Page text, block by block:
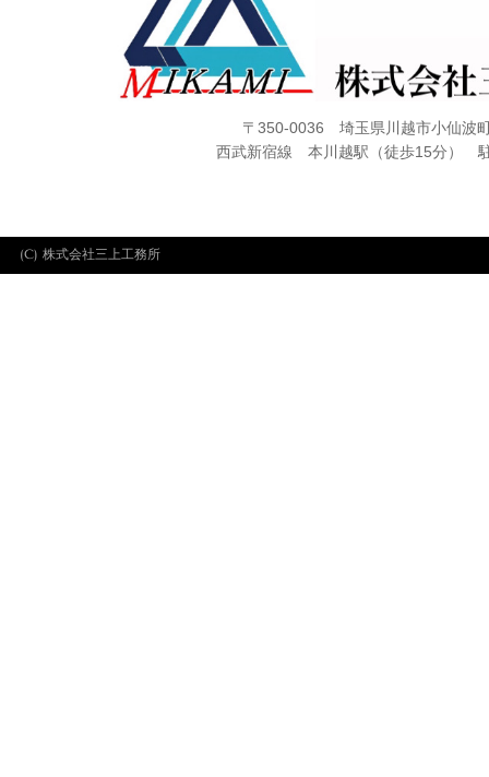
〒350-0036 埼玉県川越市小仙波
西武新宿線 本川越駅（徒歩15分）
(C) 株式会社三上工務所